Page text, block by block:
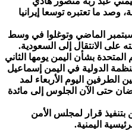
وصد ما تعتبره توسعا إيرانيا
الماضي وتوغلوا في وسط
على الانتقال إلى السعودية.
بشأن اليمن يومها الثاني
الدولية في اليمن إسماعيل
الطرفين اليوم الأربعاء لمد
حتى الآن الجلوس إلى مائدة
قرار لمجلس الأمن
اليمنية.